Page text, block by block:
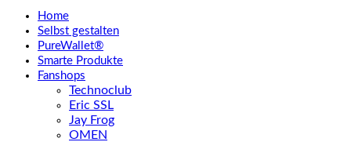
Home
Selbst gestalten
PureWallet®
Smarte Produkte
Fanshops
Technoclub
Eric SSL
Jay Frog
OMEN